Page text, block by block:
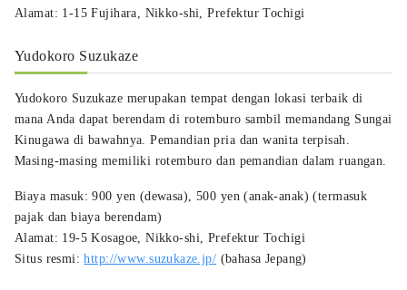
Alamat: 1-15 Fujihara, Nikko-shi, Prefektur Tochigi
Yudokoro Suzukaze
Yudokoro Suzukaze merupakan tempat dengan lokasi terbaik di
mana Anda dapat berendam di rotemburo sambil memandang Sungai
Kinugawa di bawahnya. Pemandian pria dan wanita terpisah.
Masing-masing memiliki rotemburo dan pemandian dalam ruangan.
Biaya masuk: 900 yen (dewasa), 500 yen (anak-anak) (termasuk
pajak dan biaya berendam)
Alamat: 19-5 Kosagoe, Nikko-shi, Prefektur Tochigi
Situs resmi:http://www.suzukaze.jp/ (bahasa Jepang)